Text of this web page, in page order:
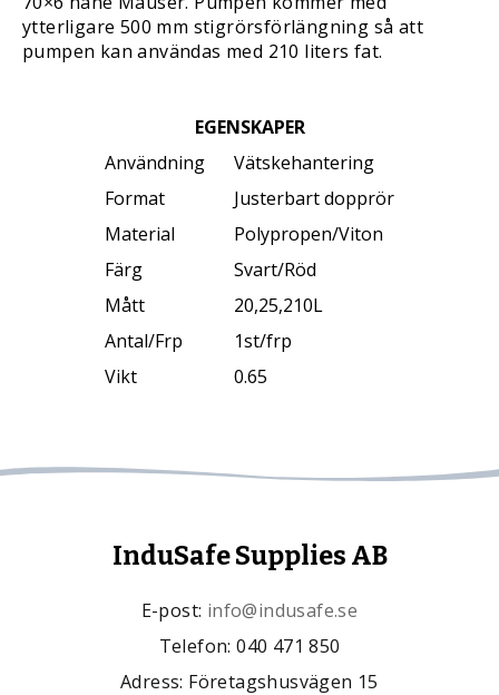
ytterligare 500 mm stigrörsförlängning så att
pumpen kan användas med 210 liters fat.
EGENSKAPER
Användning
Vätskehantering
Format
Justerbart dopprör
Material
Polypropen/Viton
Färg
Svart/Röd
Mått
20,25,210L
Antal/Frp
1st/frp
Vikt
0.65
InduSafe Supplies AB
E-post: info@indusafe.se
Telefon: 040 471 850
Adress: Företagshusvägen 15